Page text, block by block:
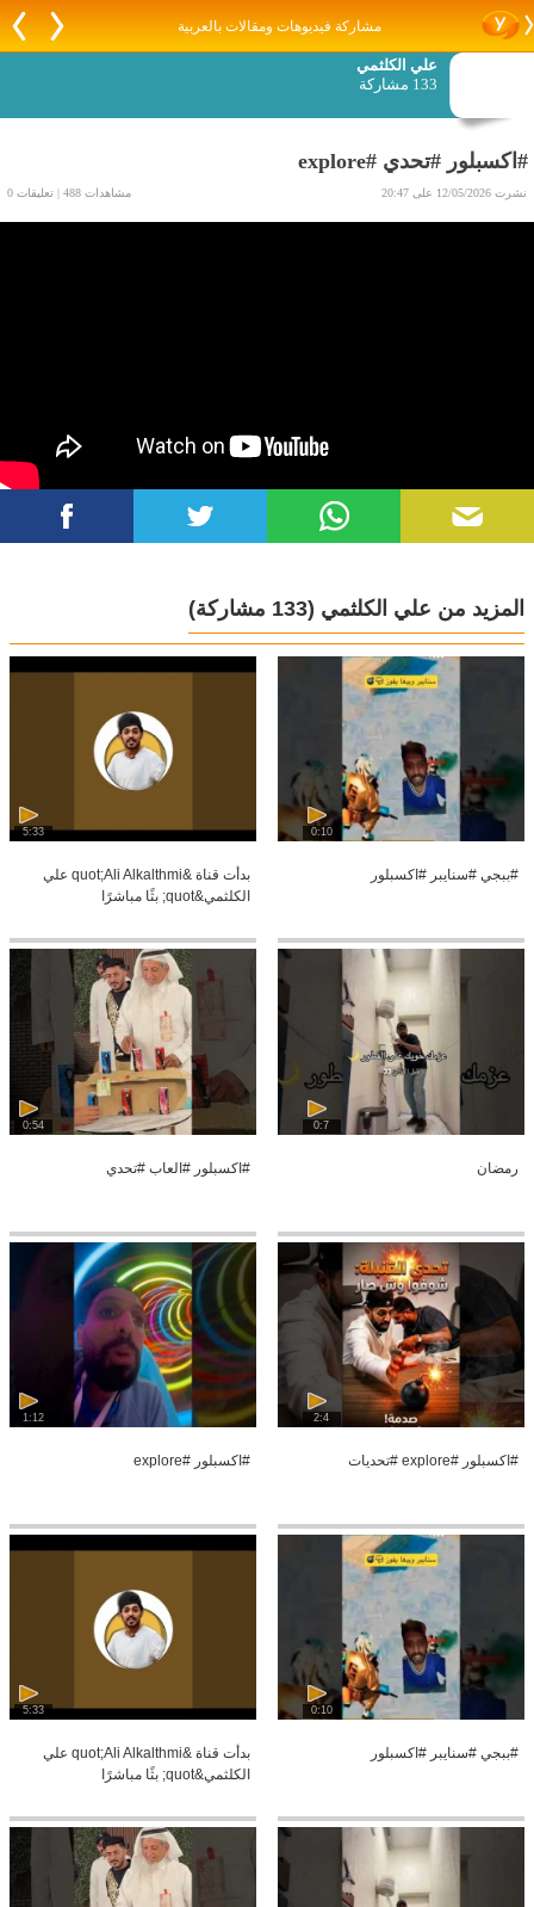
مشاركة فيديوهات ومقالات بالعربية
علي الكلثمي
133 مشاركة
#اكسبلور #تحدي #explore
نشرت 12/05/2026 على 20:47 مشاهدات 488 | تعليقات 0
المزيد من علي الكلثمي (133 مشاركة)
0:10
#ببجي #سنايبر #اكسبلور
5:33
بدأت قناة &quot;Ali Alkalthmi علي
الكلثمي&quot; بثًا مباشرًا
0:7
رمضان
0:54
#اكسبلور #العاب #تحدي
2:4
#اكسبلور #explore #تحديات
1:12
#اكسبلور #explore
0:10
#ببجي #سنايبر #اكسبلور
5:33
بدأت قناة &quot;Ali Alkalthmi علي
الكلثمي&quot; بثًا مباشرًا